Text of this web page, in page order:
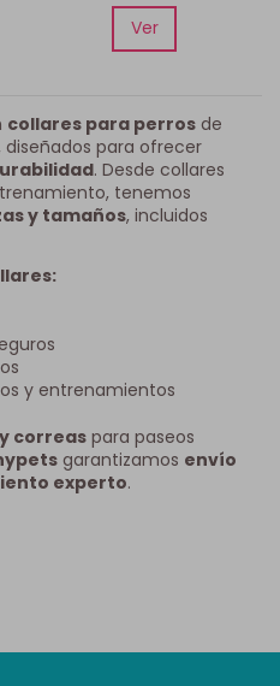
Ver
collares para perros de
para ofrecer
. Desde collares
tenemos
y tamaños, incluidos
y entrenamientos
correaspara paseos
garantizamos envío
experto.